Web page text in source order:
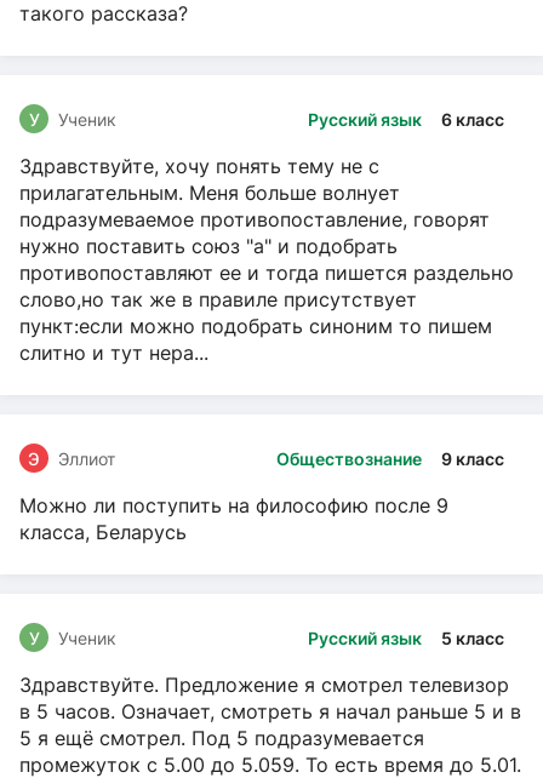
такого рассказа?
Русский язык 6 класс
У Ученик
Здравствуйте, хочу понять тему не с
прилагательным. Меня больше волнует
подразумеваемое противопоставление, говорят
нужно поставить союз "а" и подобрать
противопоставляют ее и тогда пишется раздельно
слово,но так же в правиле присутствует
пункт:если можно подобрать синоним то пишем
слитно и тут нера...
Обществознание 9 класс
Э Эллиот
Можно ли поступить на философию после 9
класса, Беларусь
Русский язык 5 класс
У Ученик
Здравствуйте. Предложение я смотрел телевизор
в 5 часов. Означает, смотреть я начал раньше 5 и в
5 я ещё смотрел. Под 5 подразумевается
промежуток с 5.00 до 5.059. То есть время до 5.01.